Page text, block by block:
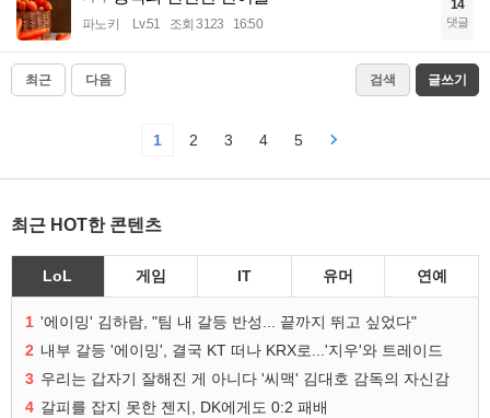
파노키 Lv.51 조회 3123 16:50
14
댓글
최근 다음 검색 글쓰기
1 2 3 4 5
최근 HOT한 콘텐츠
LoL 게임 IT 유머 연예
1 '에이밍' 김하람, "팀 내 갈등 반성... 끝까지 뛰고 싶었다"
2 내부 갈등 '에이밍', 결국 KT 떠나 KRX로...'지우'와 트레이드
3 우리는 갑자기 잘해진 게 아니다 '씨맥' 김대호 감독의 자신감
4 갈피를 잡지 못한 젠지, DK에게도 0:2 패배